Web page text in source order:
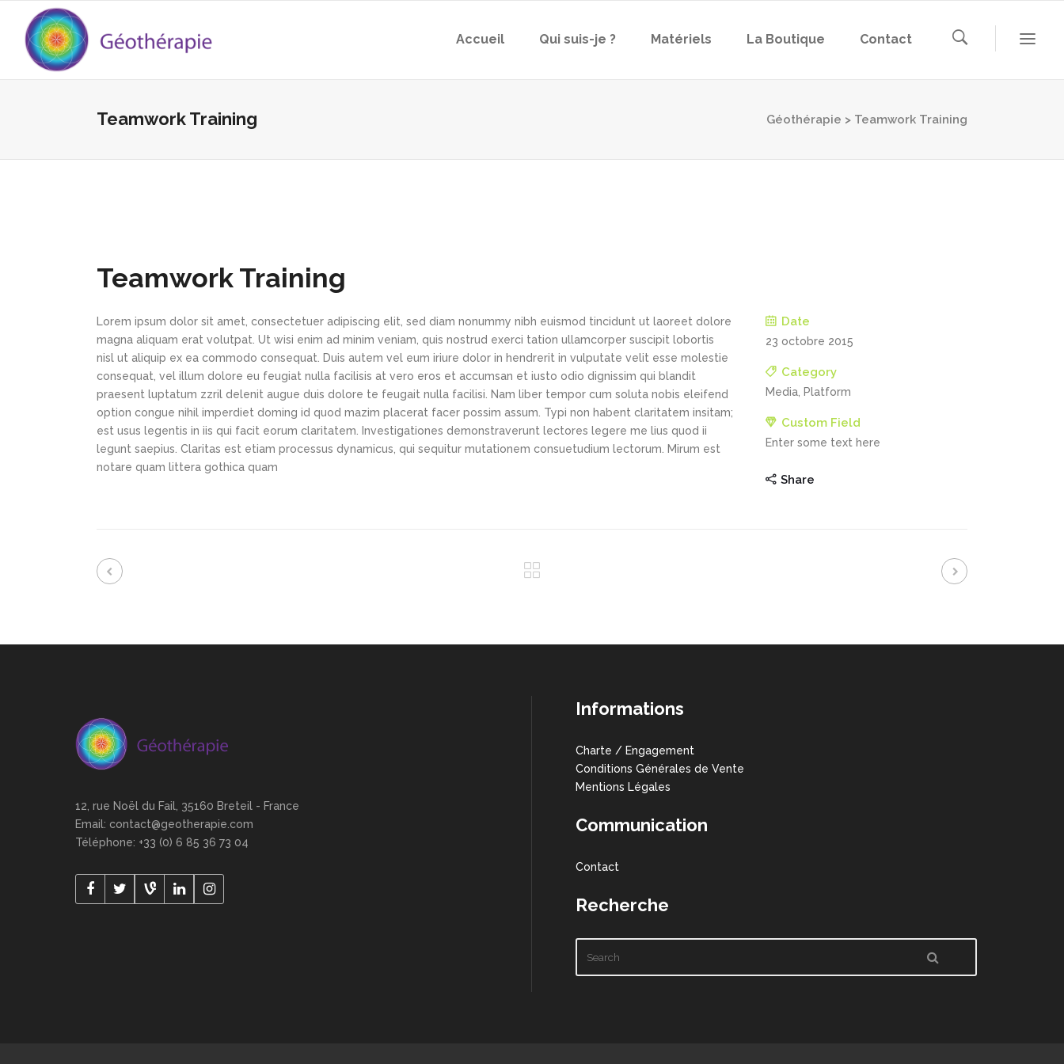
Accueil Qui suis-je ? Matériels La Boutique Contact
Teamwork Training Géothérapie > Teamwork Training
Teamwork Training
Lorem ipsum dolor sit amet, consectetuer adipiscing elit, sed diam nonummy nibh euismod tincidunt ut laoreet dolore
magna aliquam erat volutpat. Ut wisi enim ad minim veniam, quis nostrud exerci tation ullamcorper suscipit lobortis
nisl ut aliquip ex ea commodo consequat. Duis autem vel eum iriure dolor in hendrerit in vulputate velit esse molestie
consequat, vel illum dolore eu feugiat nulla facilisis at vero eros et accumsan et iusto odio dignissim qui blandit
praesent luptatum zzril delenit augue duis dolore te feugait nulla facilisi. Nam liber tempor cum soluta nobis eleifend
option congue nihil imperdiet doming id quod mazim placerat facer possim assum. Typi non habent claritatem insitam;
est usus legentis in iis qui facit eorum claritatem. Investigationes demonstraverunt lectores legere me lius quod ii
legunt saepius. Claritas est etiam processus dynamicus, qui sequitur mutationem consuetudium lectorum. Mirum est
notare quam littera gothica quam
Date
23 octobre 2015
Category
Media, Platform
Custom Field
Enter some text here
Share
12, rue Noël du Fail, 35160 Breteil - France
Email: contact@geotherapie.com
Téléphone: +33 (0) 6 85 36 73 04
Informations
Charte / Engagement
Conditions Générales de Vente
Mentions Légales
Communication
Contact
Recherche